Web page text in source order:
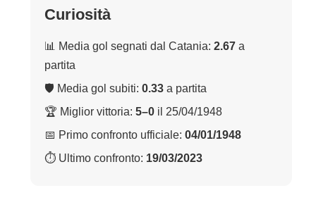
Curiosità
📊 Media gol segnati dal Catania: 2.67 a
partita
🛡 Media gol subiti: 0.33 a partita
🏆 Miglior vittoria: 5–0 il 25/04/1948
📅 Primo confronto ufficiale: 04/01/1948
⏱ Ultimo confronto: 19/03/2023